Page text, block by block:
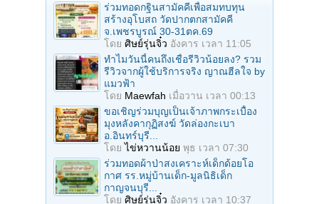
ร่วมทอดกฐินสามัคคีเพื่อสมทบทุน
สร้างอุโบสถ วัดปากตกสามัคคี
จ.เพชรบูรณ์ 30-31ตค.69
โดย ศิษย์รุ่นจิ๋ว อังคาร เวลา 11:05
ทำไมวันนี้คนถึงเชื่อรีวิวน้อยลง? รวม
รีวิวจากผู้ใช้บริการจริง ญาณฮีลใจ by
แมวฟ้า
โดย Maewfah เมื่อวาน เวลา 00:13
ขอเชิญร่วมบุญเป็นเจ้าภาพกระเบื้อง
มุงหลังคากุฏิสงฆ์ วัดล่องกะเบา
อ.อินทร์บุรี...
โดยไข่หวานน้อย พุธ เวลา 07:30
ร่วมทอดผ้าป่าสงเคราะห์เด็กด้อยโอ
กาศ รร.หมู่บ้านเด็ก-มูลนิธิเด็ก
กาญจนบุรี...
โดย ศิษย์รุ่นจิ๋ว อังคาร เวลา 10:37